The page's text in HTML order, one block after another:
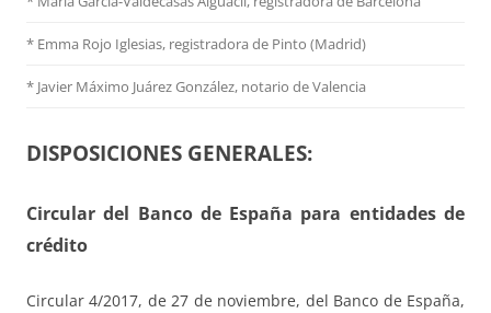
* Emma Rojo Iglesias, registradora de Pinto (Madrid)
* Javier Máximo Juárez González, notario de Valencia
DISPOSICIONES GENERALES:
Circular del Banco de España para entidades de
crédito
Circular 4/2017, de 27 de noviembre, del Banco de España,